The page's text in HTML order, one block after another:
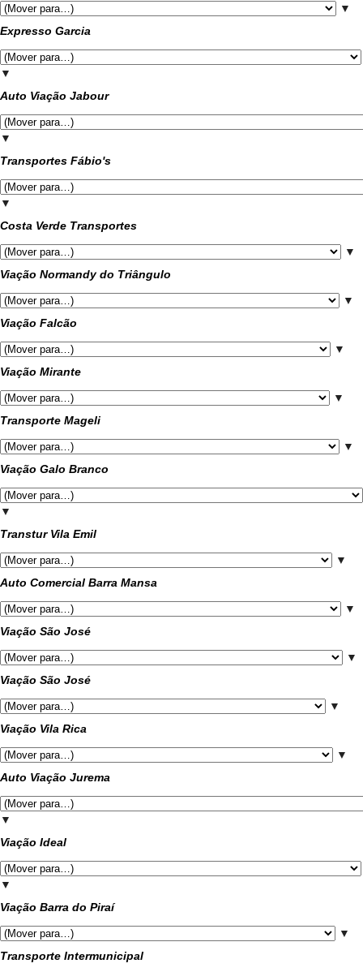
▼
Expresso Garcia
▼
Auto Viação Jabour
▼
Transportes Fábio's
▼
Costa Verde Transportes
▼
Viação Normandy do Triângulo
▼
Viação Falcão
▼
Viação Mirante
▼
Transporte Mageli
▼
Viação Galo Branco
▼
Transtur Vila Emil
▼
Auto Comercial Barra Mansa
▼
Viação São José
▼
Viação São José
▼
Viação Vila Rica
▼
Auto Viação Jurema
▼
Viação Ideal
▼
Viação Barra do Piraí
▼
Transporte Intermunicipal